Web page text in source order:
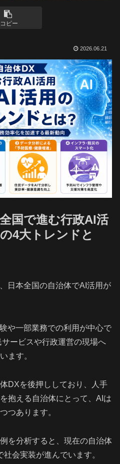
コピー
2026.06.21
国で進む行政AI活
4大トレンドと
日本全国の自治体でAI活用が
や一部業務での利用が中心で
ービスや行政運営の現場へ
ます。
DXを後押ししており、人手
抱える自治体にとって、AIは
つあります。
を分析すると、現在の自治体
会実装が進んでいます。